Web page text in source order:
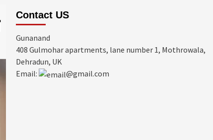
Contact US
Gunanand
408 Gulmohar apartments, lane number 1, Mothrowala,
Dehradun, UK
Email:
@gmail.com